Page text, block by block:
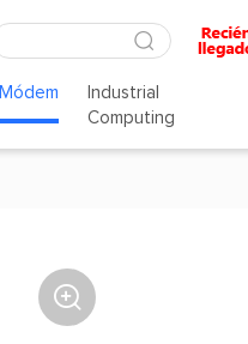
Módem
Industrial
Computing
